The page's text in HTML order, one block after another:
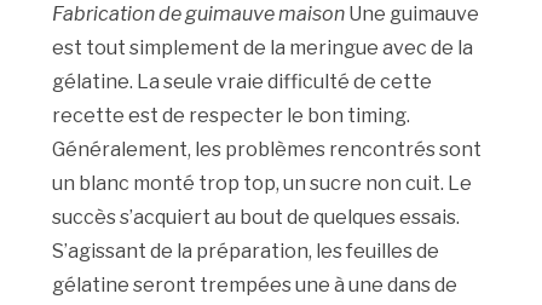
Fabrication de guimauve maison Une guimauve
est tout simplement de la meringue avec de la
gélatine. La seule vraie difficulté de cette
recette est de respecter le bon timing.
Généralement, les problèmes rencontrés sont
un blanc monté trop top, un sucre non cuit. Le
succès s’acquiert au bout de quelques essais.
S’agissant de la préparation, les feuilles de
gélatine seront trempées une à une dans de